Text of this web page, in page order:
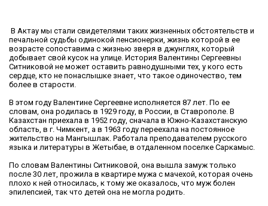
В Актау мы стали свидетелями таких жизненных обстоятельств и
печальной судьбы одинокой пенсионерки, жизнь которой в ее
возрасте сопоставима с жизнью зверя в джунглях, который
добывает свой кусок на улице. История Валентины Сергеевны
Ситниковой не может оставить равнодушными тех, у кого есть
сердце, кто не понаслышке знает, что такое одиночество, тем
более в старости.
В этом году Валентине Сергеевне исполняется 87 лет. По ее
словам, она родилась в 1929 году, в России, в Ставрополе. В
Казахстан приехала в 1952 году, сначала в Южно-Казахстанскую
область, в г. Чимкент, а в 1963 году переехала на постоянное
жительство на Мангышлак. Работала преподавателем русского
языка и литературы в Жетыбае, в отдаленном поселке Саркамыс.
По словам Валентины Ситниковой, она вышла замуж только
после 30 лет, прожила в квартире мужа с мачехой, которая очень
плохо к ней относилась, к тому же оказалось, что муж болен
эпилепсией, так что детей она не могла родить.